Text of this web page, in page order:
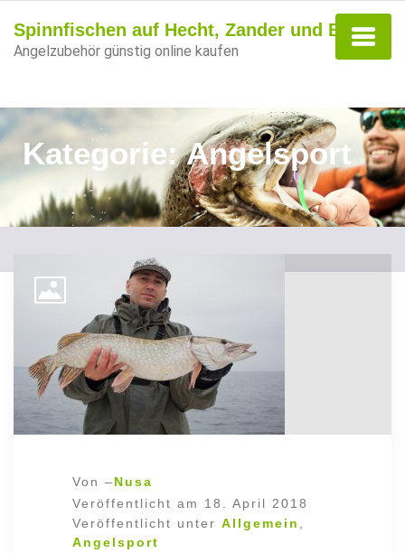
Spinnfischen auf Hecht, Zander und Barsch
Angelzubehör günstig online kaufen
Kategorie:Angelsport
Von –Nusa
Veröffentlicht am 18. April 2018
Veröffentlicht unter Allgemein
Angelsport